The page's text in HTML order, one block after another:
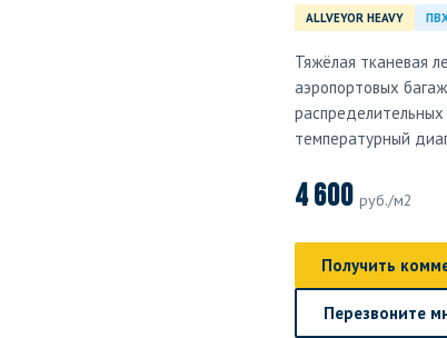
ALLVEYOR HEAVY
Тяжёлая тканевая
аэропортовых
температурный
4 600 руб./м2
Получить
Перезвоните